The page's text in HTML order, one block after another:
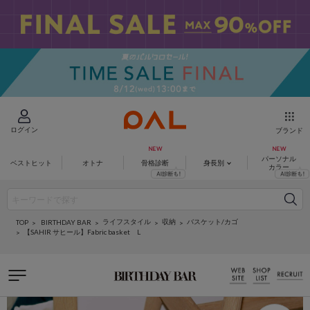
ログイン ブランド
ベストヒット オトナ 骨格診断 身長別
パーソナル
カラー
TOP BIRTHDAY BAR ライフスタイル 収納
バスケット/カゴ
【SAHIR サヒール】Fabric basket L